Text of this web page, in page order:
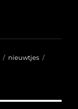
Categorieën
nieuwtjes